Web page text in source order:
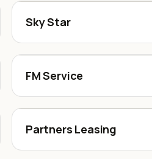
Sky Star
FM Service
Partners Leasing